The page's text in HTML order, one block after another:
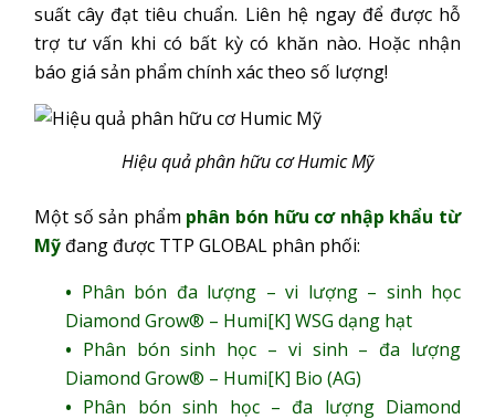
suất cây đạt tiêu chuẩn. Liên hệ ngay để được hỗ
trợ tư vấn khi có bất kỳ có khăn nào. Hoặc nhận
báo giá sản phẩm chính xác theo số lượng!
Hiệu quả phân hữu cơ Humic Mỹ
Một số sản phẩm phân bón hữu cơ nhập khẩu từ
Mỹ đang được TTP GLOBAL phân phối:
Phân bón đa lượng – vi lượng – sinh học
Diamond Grow® – Humi[K] WSG dạng hạt
Phân bón sinh học – vi sinh – đa lượng
Diamond Grow® – Humi[K] Bio (AG)
Phân bón sinh học – đa lượng Diamond